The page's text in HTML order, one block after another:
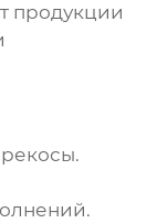
продукции